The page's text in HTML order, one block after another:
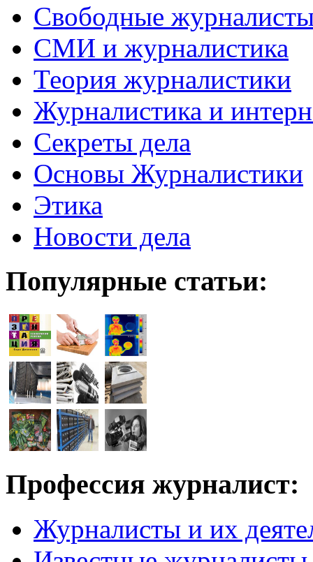
Свободные
СМИ и журналистика
Теория журналистики
Журналистика и
Секреты дела
Основы Журналистики
Этика
Новости дела
Популярные статьи:
Профессия журналист:
Журналисты и их